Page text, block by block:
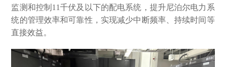
监测和控制11千伏及以下的配电系统，提升尼泊尔电力系
统的管理效率和可靠性，实现减少中断频率、持续时间等
直接效益。